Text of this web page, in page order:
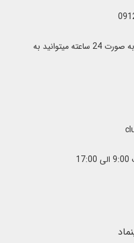
در صورت ایراد یا اشغال خطوط به صورت 24 ساعته میتوانید به